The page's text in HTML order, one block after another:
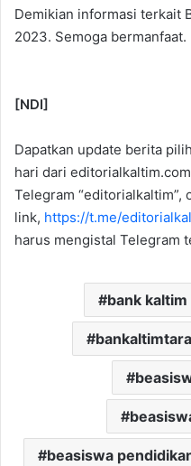
Demikian informasi terkait
2023. Semoga bermanfaat.
[NDI]
Dapatkan update berita
hari dari
Telegram “editorialkaltim”,
link, https://t.me/
harus mengistal Telegram
bank kaltim
bankaltimtara
beasiswa